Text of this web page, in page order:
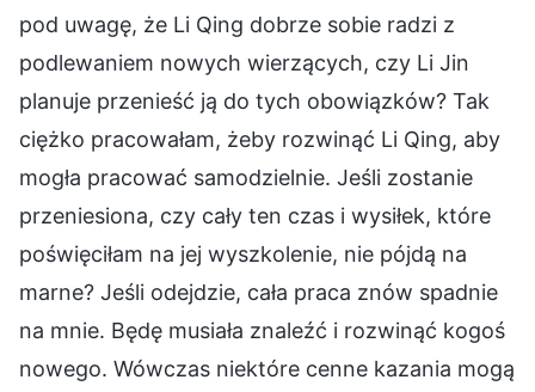
pod uwagę, że Li Qing dobrze sobie radzi z
podlewaniem nowych wierzących, czy Li Jin
planuje przenieść ją do tych obowiązków? Tak
ciężko pracowałam, żeby rozwinąć Li Qing, aby
mogła pracować samodzielnie. Jeśli zostanie
przeniesiona, czy cały ten czas i wysiłek, które
poświęciłam na jej wyszkolenie, nie pójdą na
marne? Jeśli odejdzie, cała praca znów spadnie
na mnie. Będę musiała znaleźć i rozwinąć kogoś
nowego. Wówczas niektóre cenne kazania mogą